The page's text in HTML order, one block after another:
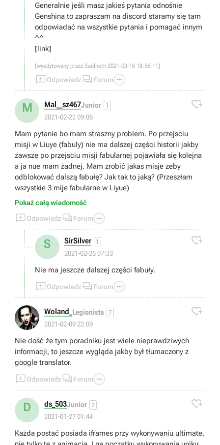
Generalnie jeśli masz jakieś pytania odnośnie
Genshina to zapraszam na discord staramy się tam
odpowiadać na wszystkie pytania i pomagać innym
^^
[link]
[wyedytowany przez Saelneth 2021-03-16 18:56:11]
Odpowiedz  Forum 
M Mal__sz467Junior 1
2021-02-22 09:06

Mam pytanie bo mam straszny problem. Po przejsciu
misji w Liuye (fabuly) nie ma dalszej części historii jakby
zawsze po przejsciu misji fabularnej pojawiała się kolejna
a ja nue mam żadnej. Mam zrobić jakas misje zeby
odblokować dalszą fabułę? Jak tak to jaką? (Przeszłam
wszystkie 3 mije fabularne w Liyue)
Dzięki za pomoc!!?
Pokaż całą wiadomość
Odpowiedz  Forum 
S SirSilver 1
2021-02-26 07:33

Nie ma jeszcze dalszej części fabuły.
Odpowiedz  Forum 
Woland_ Legionista 7
2021-02-09 22:09

Nie dość że tym poradniku jest wiele nieprawdziwych
informacji, to jeszcze wygląda jakby był tłumaczony z
google translator.
Odpowiedz  Forum 
D ds_503Junior 2
2021-01-27 01:44

Każda postać posiada iframes przy wykonywaniu ultimate,